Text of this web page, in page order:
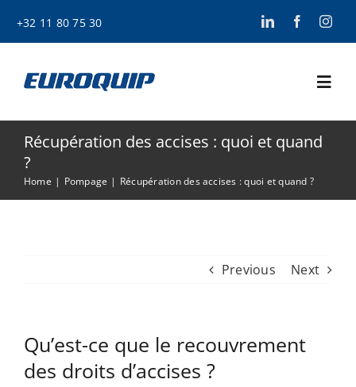
+32 11 80 75 30
Home
Services
Webshop
Récupération des accises : quoi et quand
?
Home Pompage Récupération des accises : quoi et quand ?
Previous Next
Qu’est-ce que le recouvrement
des droits d’accises ?